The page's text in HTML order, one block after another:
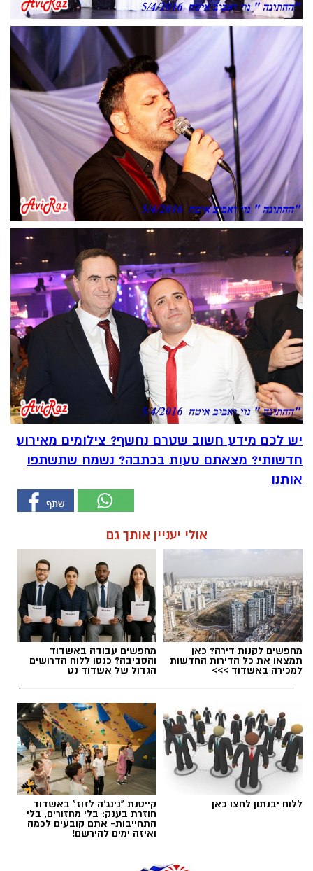
יש לכם מידע חשוב שטרם נחשף? צילומים מאירוע
חדשותי? מצאתם טעות בכתבה? נשמח שתשתפו
אותנו
אולי יעניין אותך גם
מחפשים לקנות דירה? כאן
תמצאו את כל הדירות החדשות
למכירה באשדוד >>>
מחפשים עבודה באשדוד
והסביבה? כנסו ללוח הדרושים
הגדול של אשדוד נט
ללוח יבנתון לחצו כאן קייטנת "נינג'ה לזוז" באשדוד
חוזרת בענק: בלי מחזורים, בלי
התחייבות- אתם קובעים לכמה
ואיזה ימים להירשם!